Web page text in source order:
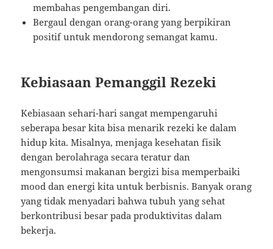
membahas pengembangan diri.
Bergaul dengan orang-orang yang berpikiran
positif untuk mendorong semangat kamu.
Kebiasaan Pemanggil Rezeki
Kebiasaan sehari-hari sangat mempengaruhi
seberapa besar kita bisa menarik rezeki ke dalam
hidup kita. Misalnya, menjaga kesehatan fisik
dengan berolahraga secara teratur dan
mengonsumsi makanan bergizi bisa memperbaiki
mood dan energi kita untuk berbisnis. Banyak orang
yang tidak menyadari bahwa tubuh yang sehat
berkontribusi besar pada produktivitas dalam
bekerja.